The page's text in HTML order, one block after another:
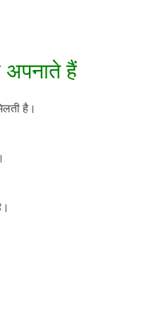
अपनाते हैं
है।